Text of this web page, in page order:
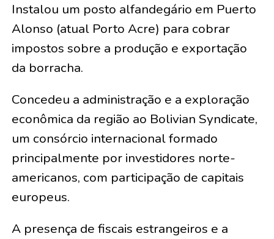
Instalou um posto alfandegário em Puerto
Alonso (atual Porto Acre) para cobrar
impostos sobre a produção e exportação
da borracha.
Concedeu a administração e a exploração
econômica da região ao Bolivian Syndicate,
um consórcio internacional formado
principalmente por investidores norte-
americanos, com participação de capitais
europeus.
A presença de fiscais estrangeiros e a